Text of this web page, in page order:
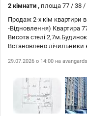
Можливий продаж за
2 кімнати , площа 77 / 38 /
Продаж 2-х кім квартири
-Відновлення) Квартира
Висота стелі
Встановлено лічильники
центрі міста. Поряд
покажу в зручний для
29.07.2026 о 14:00 на